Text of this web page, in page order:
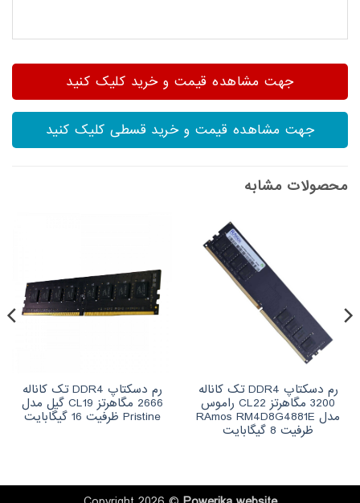
جهت مشاهده قیمت و خرید کلیک کنید
جهت مشاهده قیمت و خرید قسطی کلیک کنید
محصولات مشابه
رم دسکتاپ DDR4 تک کاناله
3200 مگاهرتز CL22 راموس
مدل RAmos RM4D8G4881E
ظرفیت 8 گیگابایت
رم دسکتاپ DDR4 تک کاناله
2666 مگاهرتز CL19 گیل مدل
Pristine ظرفیت 16 گیگابایت